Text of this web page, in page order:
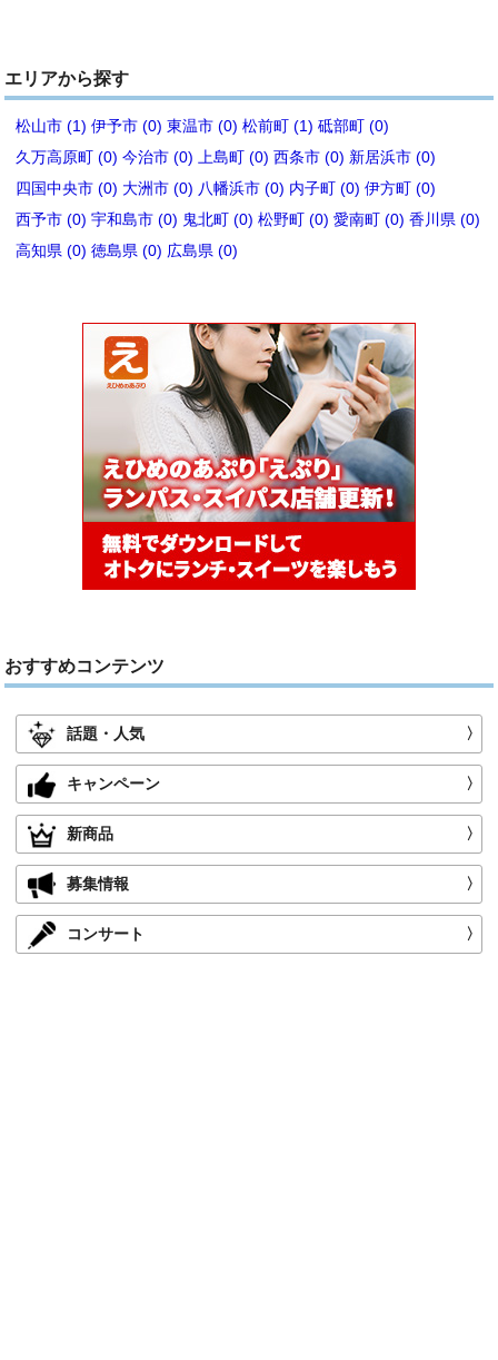
エリアから探す
松山市 (1) 伊予市 (0) 東温市 (0) 松前町 (1) 砥部町 (0)
久万高原町 (0) 今治市 (0) 上島町 (0) 西条市 (0) 新居浜市 (0)
四国中央市 (0) 大洲市 (0) 八幡浜市 (0) 内子町 (0) 伊方町 (0)
西予市 (0) 宇和島市 (0) 鬼北町 (0) 松野町 (0) 愛南町 (0) 香川県 (0)
高知県 (0) 徳島県 (0) 広島県 (0)
おすすめコンテンツ
話題・人気 〉
キャンペーン 〉
新商品 〉
募集情報 〉
コンサート 〉